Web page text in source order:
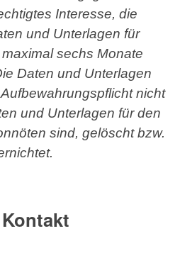
Interesse, die
und Unterlagen für
sechs Monate
Daten und Unterlagen
nicht
und Unterlagen für den
sind, gelöscht bzw.